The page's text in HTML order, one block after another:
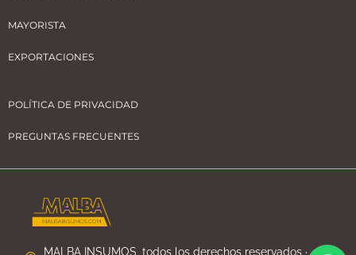
MAYORISTA
EXPORTACIONES
POLÍTICA DE PRIVACIDAD
PREGUNTAS FRECUENTES
MALBA INSUMOS, todos los derechos reservados ·